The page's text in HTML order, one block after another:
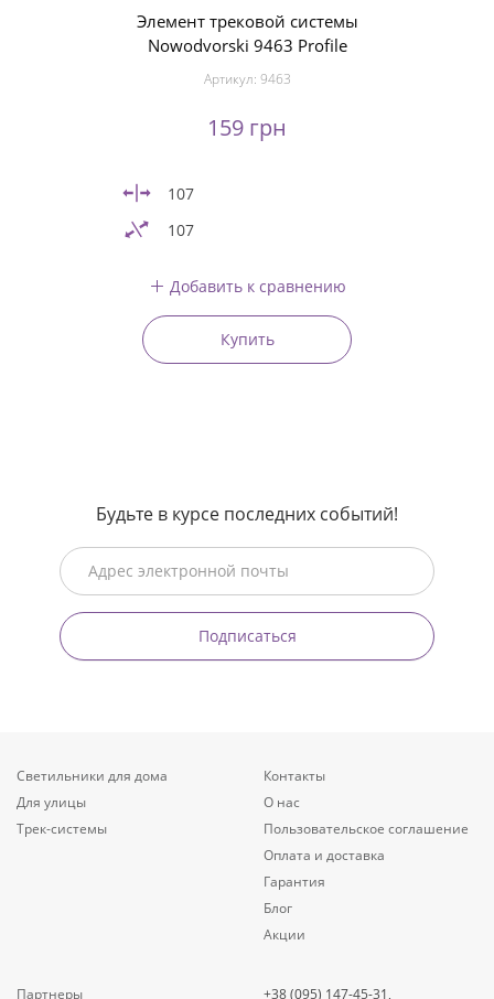
Элемент трековой системы
Nowodvorski 9463 Profile
Артикул: 9463
159 грн
107
107
Добавить к сравнению
Купить
Будьте в курсе последних событий!
Подписаться
Светильники для дома
Для улицы
Трек-системы
Контакты
О нас
Пользовательское соглашение
Оплата и доставка
Гарантия
Блог
Акции
Партнеры +38 (095) 147-45-31,